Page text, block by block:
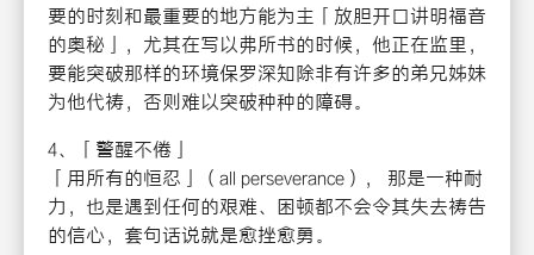
要的时刻和最重要的地方能为主「放胆开口讲明福音
的奥秘」，尤其在写以弗所书的时候，他正在监里，
要能突破那样的环境保罗深知除非有许多的弟兄姊妹
为他代祷，否则难以突破种种的障碍。
4、「警醒不倦」
「用所有的恒忍」（all perseverance）， 那是一种耐
力，也是遇到任何的艰难、困顿都不会令其失去祷告
的信心，套句话说就是愈挫愈勇。